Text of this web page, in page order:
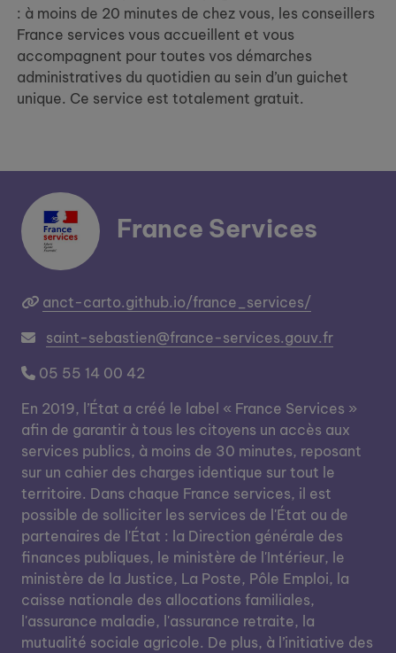
: à moins de 20 minutes de chez vous, les conseillers
France services vous accueillent et vous
accompagnent pour toutes vos démarches
administratives du quotidien au sein d’un guichet
unique. Ce service est totalement gratuit.
France Services
anct-carto.github.io/france_services/
saint-sebastien@france-services.gouv.fr
05 55 14 00 42
En 2019, l’État a créé le label « France Services »
afin de garantir à tous les citoyens un accès aux
services publics, à moins de 30 minutes, reposant
sur un cahier des charges identique sur tout le
territoire. Dans chaque France services, il est
possible de solliciter les services de l'État ou de
partenaires de l'État : la Direction générale des
finances publiques, le ministère de l'Intérieur, le
ministère de la Justice, La Poste, Pôle Emploi, la
caisse nationale des allocations familiales,
l'assurance maladie, l'assurance retraite, la
mutualité sociale agricole. De plus, à l’initiative des